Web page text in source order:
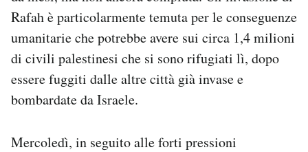
Rafah è particolarmente temuta per le conseguenze
umanitarie che potrebbe avere sui circa 1,4 milioni
di civili palestinesi che si sono rifugiati lì, dopo
essere fuggiti dalle altre città già invase e
bombardate da Israele.
Mercoledì, in seguito alle forti pressioni